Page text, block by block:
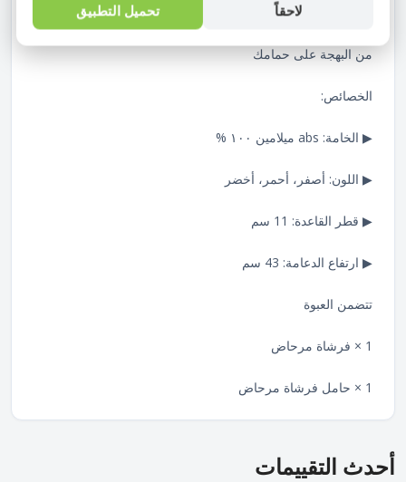
ستضفي فرشاة المرحاض الإبداعية على شكل نبات معلب لمسة
من البهجة على حمامك
الخصائص:
▶ الخامة: abs ميلامين ١٠٠ %
▶ اللون: أصفر، أحمر، أخضر
▶ قطر القاعدة: 11 سم
▶ ارتفاع الدعامة: 43 سم
تتضمن العبوة
1 × فرشاة مرحاض
1 × حامل فرشاة مرحاض
أحدث التقييمات
لاحقاً تحميل التطبيق